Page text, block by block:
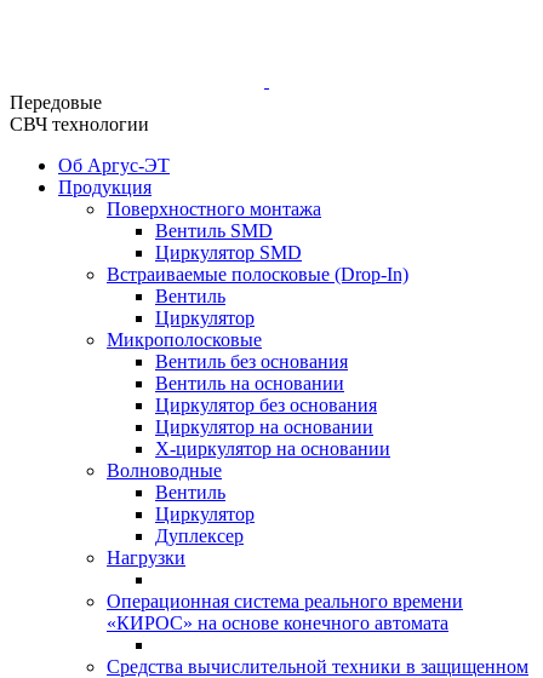
Передовые
СВЧ технологии
Об Аргус-ЭТ
Продукция
Поверхностного монтажа
Вентиль SMD
Циркулятор SMD
Встраиваемые полосковые (Drop-In)
Вентиль
Циркулятор
Микрополосковые
Вентиль без основания
Вентиль на основании
Циркулятор без основания
Циркулятор на основании
Х-циркулятор на основании
Волноводные
Вентиль
Циркулятор
Дуплексер
Нагрузки
Операционная система реального времени
«КИРОС» на основе конечного автомата
Средства вычислительной техники в защищенном